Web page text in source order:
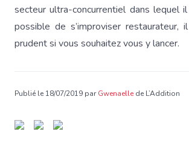
secteur ultra-concurrentiel dans lequel il
possible de s’improviser restaurateur,
prudent si vous souhaitez vous y lancer.
Publié le 18/07/2019 parGwenaelle de L’Addition